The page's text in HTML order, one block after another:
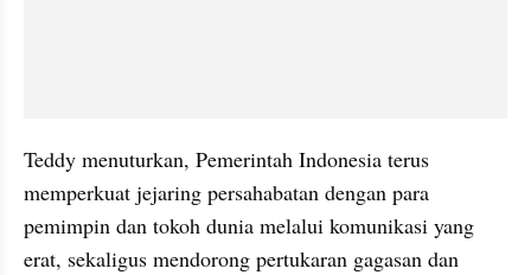
Teddy menuturkan, Pemerintah Indonesia terus
memperkuat jejaring persahabatan dengan para
pemimpin dan tokoh dunia melalui komunikasi yang
erat, sekaligus mendorong pertukaran gagasan dan